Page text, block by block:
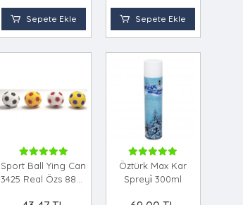
Sepete Ekle Sepete Ekle
Sport Ball Ying Can
3425 Real Özs 8893
Öztürk Max Kar
Spreyi̇ 300ml